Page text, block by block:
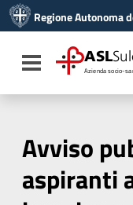
Vai al menu di
Vai al footer
Regione Autonoma
Toggle navigation
ASL
Azienda socio-
Avviso
aspiranti